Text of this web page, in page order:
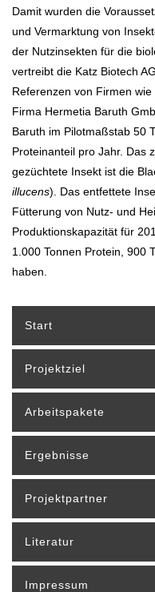
Damit wurden die
und Vermarktung von
der Nutzinsekten für die
vertreibt die Katz Biotech
Referenzen von Firmen
Firma Hermetia Baruth
Baruth im Pilotmaßstab 50
Proteinanteil pro Jahr. Das
gezüchtete Insekt ist die
illucens). Das entfettete
Fütterung von Nutz- und
Produktionskapazität für
1.000 Tonnen Protein, 900
haben.
Start
Projektziel
Arbeitspakete
Ergebnisse
Projektpartner
Literatur
Impressum